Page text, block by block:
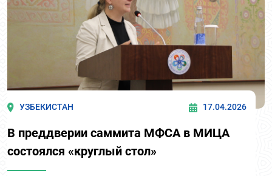
УЗБЕКИСТАН 17.04.2026
В преддверии саммита МФСА в МИЦА
состоялся «круглый стол»